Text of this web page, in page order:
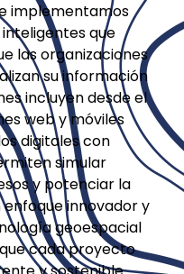
implementamos
que
las organizaciones
su información
incluyen desde el
web y móviles
digitales con
simular
y potenciar la
enfoque innovador y
geoespacial
cada proyecto